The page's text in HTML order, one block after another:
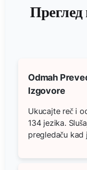
Преглед
Odmah
Izgovore
Ukucajte reč i
134 jezika.
pregledaču kad